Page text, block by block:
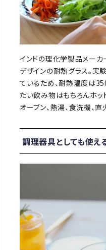
インドの理化学製品メーカ
デザインの耐熱グラス。実
ているため、耐熱温度は
たい飲み物はもちろんホッ
オーブン、熱湯、食洗機、
調理器具としても使え